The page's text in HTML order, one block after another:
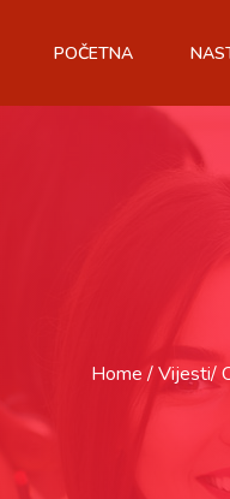
POČETNA
Home Vijesti